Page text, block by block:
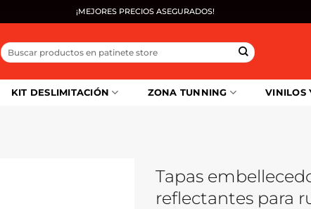
¡MEJORES PRECIOS ASEGURADOS!
Buscar
por:
KIT DESLIMITACIÓN ZONA TUNNING VINILOS
Tapas
reflectantes para